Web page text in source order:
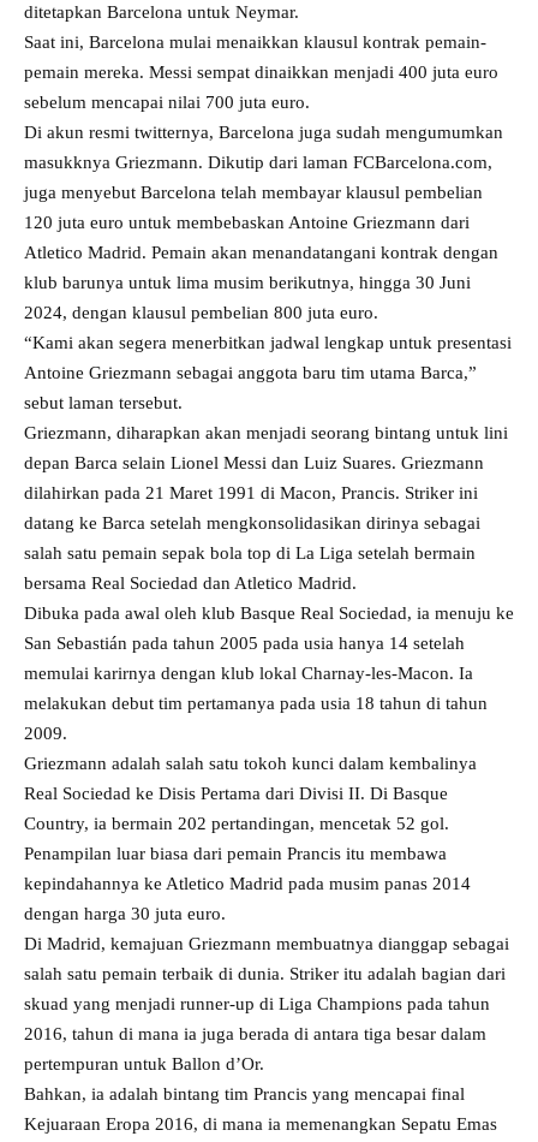
ditetapkan Barcelona untuk Neymar.
Saat ini, Barcelona mulai menaikkan klausul kontrak pemain-
pemain mereka. Messi sempat dinaikkan menjadi 400 juta euro
sebelum mencapai nilai 700 juta euro.
Di akun resmi twitternya, Barcelona juga sudah mengumumkan
masukknya Griezmann. Dikutip dari laman FCBarcelona.com,
juga menyebut Barcelona telah membayar klausul pembelian
120 juta euro untuk membebaskan Antoine Griezmann dari
Atletico Madrid. Pemain akan menandatangani kontrak dengan
klub barunya untuk lima musim berikutnya, hingga 30 Juni
2024, dengan klausul pembelian 800 juta euro.
“Kami akan segera menerbitkan jadwal lengkap untuk presentasi
Antoine Griezmann sebagai anggota baru tim utama Barca,”
sebut laman tersebut.
Griezmann, diharapkan akan menjadi seorang bintang untuk lini
depan Barca selain Lionel Messi dan Luiz Suares. Griezmann
dilahirkan pada 21 Maret 1991 di Macon, Prancis. Striker ini
datang ke Barca setelah mengkonsolidasikan dirinya sebagai
salah satu pemain sepak bola top di La Liga setelah bermain
bersama Real Sociedad dan Atletico Madrid.
Dibuka pada awal oleh klub Basque Real Sociedad, ia menuju ke
San Sebastián pada tahun 2005 pada usia hanya 14 setelah
memulai karirnya dengan klub lokal Charnay-les-Macon. Ia
melakukan debut tim pertamanya pada usia 18 tahun di tahun
2009.
Griezmann adalah salah satu tokoh kunci dalam kembalinya
Real Sociedad ke Disis Pertama dari Divisi II. Di Basque
Country, ia bermain 202 pertandingan, mencetak 52 gol.
Penampilan luar biasa dari pemain Prancis itu membawa
kepindahannya ke Atletico Madrid pada musim panas 2014
dengan harga 30 juta euro.
Di Madrid, kemajuan Griezmann membuatnya dianggap sebagai
salah satu pemain terbaik di dunia. Striker itu adalah bagian dari
skuad yang menjadi runner-up di Liga Champions pada tahun
2016, tahun di mana ia juga berada di antara tiga besar dalam
pertempuran untuk Ballon d’Or.
Bahkan, ia adalah bintang tim Prancis yang mencapai final
Kejuaraan Eropa 2016, di mana ia memenangkan Sepatu Emas